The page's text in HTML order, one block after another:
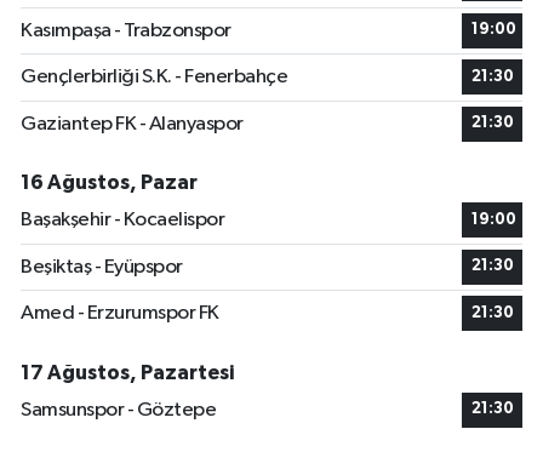
Kasımpaşa - Trabzonspor 19:00
Gençlerbirliği S.K. - Fenerbahçe 21:30
Gaziantep FK - Alanyaspor 21:30
16 Ağustos, Pazar
Başakşehir - Kocaelispor
19:00
Beşiktaş - Eyüpspor 21:30
Amed - Erzurumspor FK 21:30
17 Ağustos, Pazartesi
Samsunspor - Göztepe
21:30